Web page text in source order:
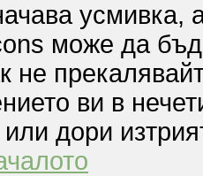
усмивка,
може да
не
ви в
дори